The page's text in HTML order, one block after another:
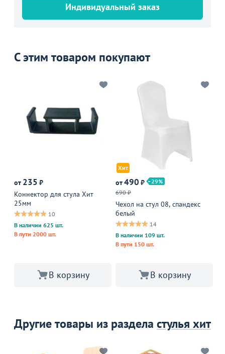
Индивидуальный заказ
С этим товаром покупают
от 235 ₽
Коннектор для стула Хит
25мм
10
В наличии 625 шт.
В пути 2000 шт.
В корзину
Хит
от490 ₽
29
690 ₽
Чехол на стул 08, спандекс
белый
14
В наличии 109 шт.
В пути 150 шт.
В корзину
Другие товары из раздела стулья хит